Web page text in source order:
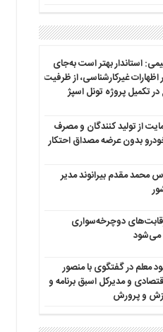
استاندار بهتر است به‌جای
غیرکارشناسی، از ظرفیت
تکمیل پروژه تونل اسپژ
از تولید کنندگان و مصرف
بدون عرضه مصداق احتکار
محمد مقدم بیرانوند مدیر
دوچرخه‌سواری
می‌شود
معلم در گفتگوی با منصور
و مدیرکل اسبق برنامه و
و پرورش